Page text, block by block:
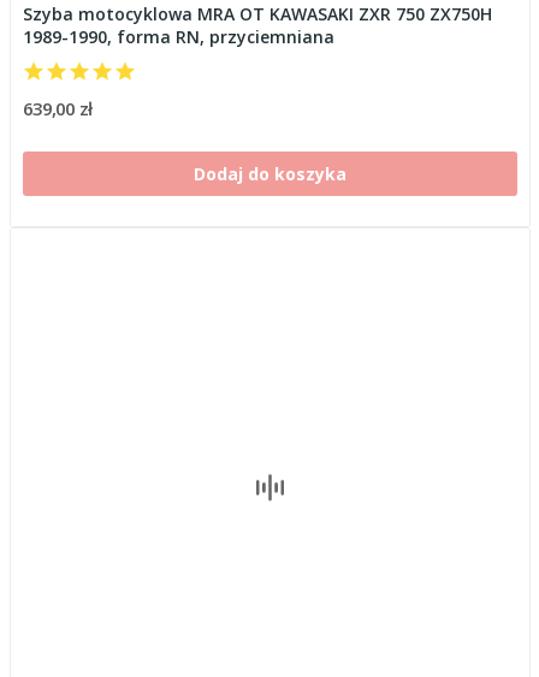
Szyba motocyklowa MRA OT KAWASAKI ZXR 750 ZX750H
1989-1990, forma RN, przyciemniana
639,00 zł
Dodaj do koszyka